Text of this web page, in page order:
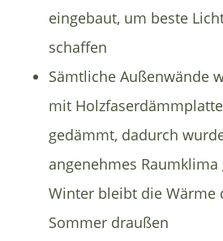
eingebaut, um beste
schaffen
Sämtliche Außenwände
mit
gedämmt, dadurch
angenehmes
Winter bleibt die Wärme
Sommer draußen